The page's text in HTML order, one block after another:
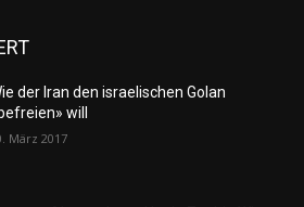
der Iran den israelischen Golan
will
März 2017